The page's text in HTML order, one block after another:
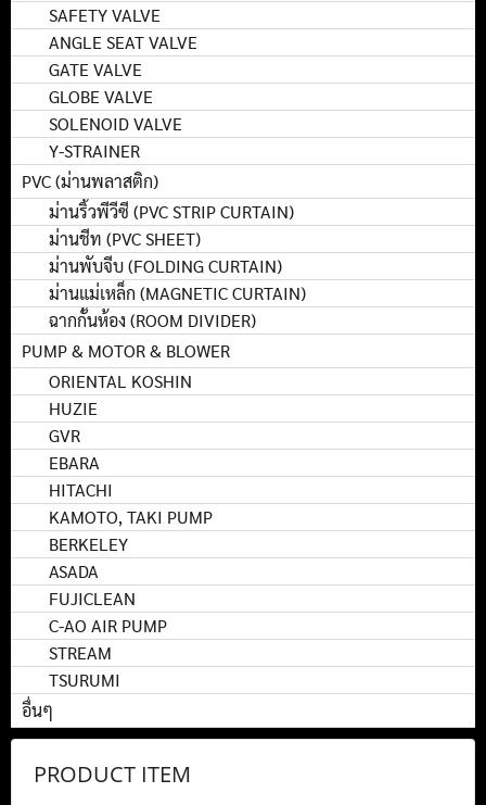
SAFETY VALVE
ANGLE SEAT VALVE
GATE VALVE
GLOBE VALVE
SOLENOID VALVE
Y-STRAINER
PVC (ม่านพลาสติก)
ม่านริ้วพีวีซี (PVC STRIP CURTAIN)
ม่านชีท (PVC SHEET)
ม่านพับจีบ (FOLDING CURTAIN)
ม่านแม่เหล็ก (MAGNETIC CURTAIN)
ฉากกั้นห้อง (ROOM DIVIDER)
PUMP & MOTOR & BLOWER
ORIENTAL KOSHIN
HUZIE
GVR
EBARA
HITACHI
KAMOTO, TAKI PUMP
BERKELEY
ASADA
FUJICLEAN
C-AO AIR PUMP
STREAM
TSURUMI
อื่นๆ
PRODUCT ITEM